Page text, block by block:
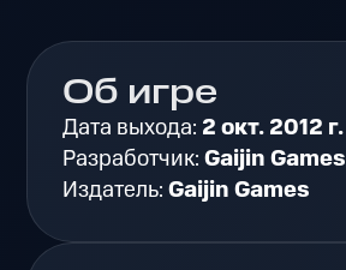
Об игре
Дата выхода: 2 окт. 2012 г.
Разработчик:Gaijin Games
Издатель:Gaijin Games